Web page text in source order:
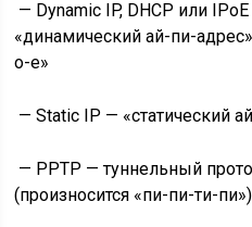
— Dynamic IP, DHCP или
«динамический ай-пи-
о-е»
—Static IP — «статический
— PPTP — туннельный
(произносится «пи-пи-ти-пи»)